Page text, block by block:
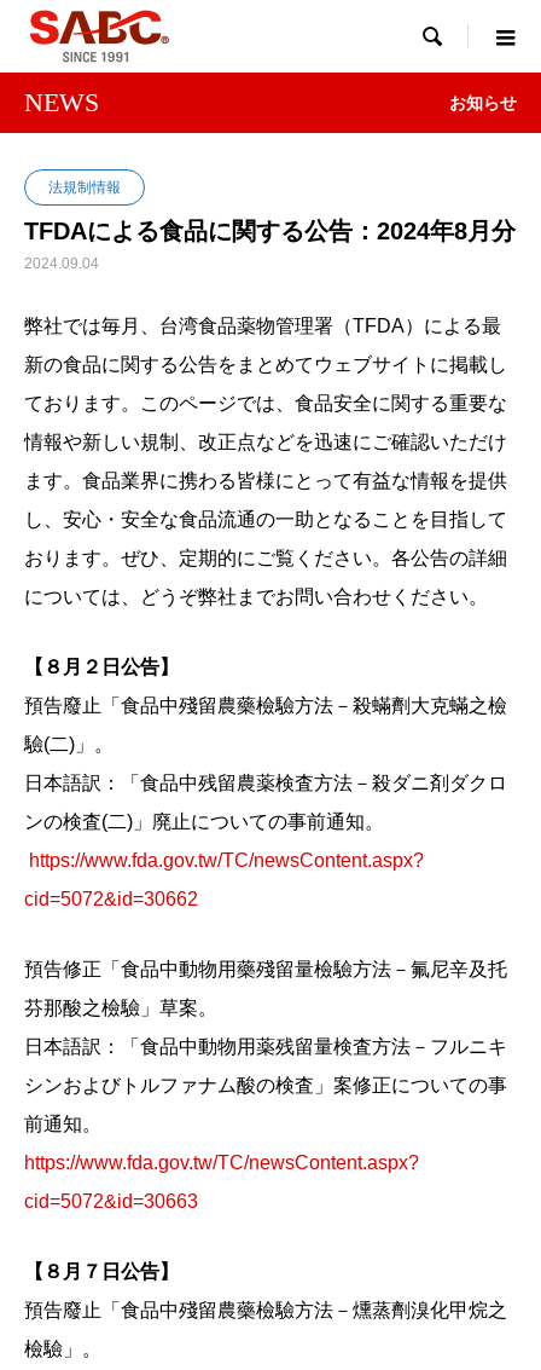

NEWS お知らせ
法規制情報
TFDAによる食品に関する公告：2024年8月分
2024.09.04
弊社では毎月、台湾食品薬物管理署（TFDA）による最
新の食品に関する公告をまとめてウェブサイトに掲載し
ております。このページでは、食品安全に関する重要な
情報や新しい規制、改正点などを迅速にご確認いただけ
ます。食品業界に携わる皆様にとって有益な情報を提供
し、安心・安全な食品流通の一助となることを目指して
おります。ぜひ、定期的にご覧ください。各公告の詳細
については、どうぞ弊社までお問い合わせください。
【８月２日公告】
預告廢止「食品中殘留農藥檢驗方法－殺蟎劑大克蟎之檢
驗(二)」。
日本語訳：「食品中残留農薬検査方法－殺ダニ剤ダクロ
ンの検査(二)」廃止についての事前通知。
https://www.fda.gov.tw/TC/newsContent.aspx?
cid=5072&id=30662
預告修正「食品中動物用藥殘留量檢驗方法－氟尼辛及托
芬那酸之檢驗」草案。
日本語訳：「食品中動物用薬残留量検査方法－フルニキ
シンおよびトルファナム酸の検査」案修正についての事
前通知。
https://www.fda.gov.tw/TC/newsContent.aspx?
cid=5072&id=30663
【８月７日公告】
預告廢止「食品中殘留農藥檢驗方法－燻蒸劑溴化甲烷之
檢驗」。